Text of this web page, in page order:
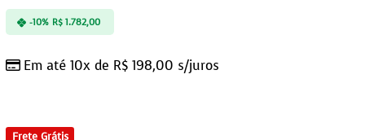
Em até 10x de R$ 198,00 s/juros
-10% R$1.782,00
Frete Grátis